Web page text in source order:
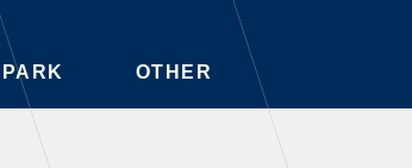
発売日
優待チケット
企画チケット
OTHER